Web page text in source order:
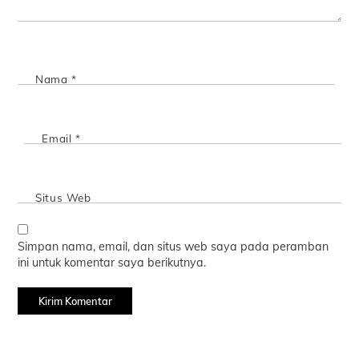
Nama*
Email *
Situs Web
Simpan nama, email, dan situs web saya pada peramban
ini untuk komentar saya berikutnya.